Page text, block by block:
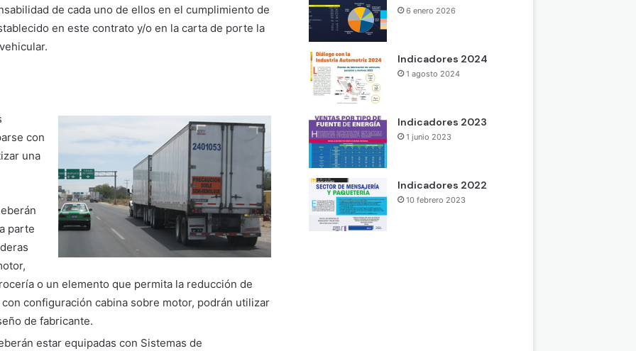
de cada uno de ellos en el cumplimiento de
en este contrato y/o en la carta de porte la
con
una
parte
o un elemento que permita la reducción de
configuración cabina sobre motor, podrán utilizar
de fabricante.
estar equipadas con Sistemas de
6 enero 2026
Indicadores 2024
1 agosto 2024
Indicadores 2023
1 junio 2023
Indicadores 2022
10 febrero 2023